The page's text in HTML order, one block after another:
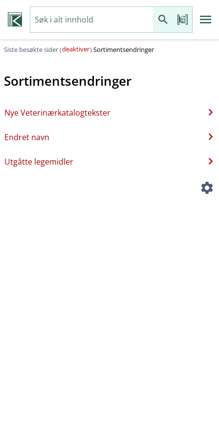
Siste besøkte sider (deaktiver)Sortimentsendringer
Sortimentsendringer
Nye Veterinærkatalogtekster
Endret navn
Utgåtte legemidler